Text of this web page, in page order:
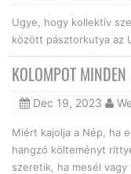
Ugye, hogy kollektív
között
KOLOMPOT
Dec 19, 2023
Miért kajolja a Nép, ha
hangzó költeményt
szeretik, ha mesél vagy